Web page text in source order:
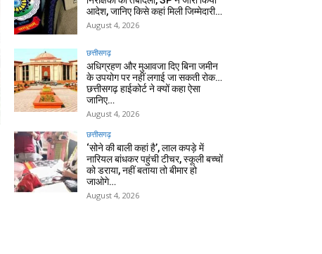
आदेश, जानिए किसे कहां मिली जिम्मेदारी…
August 4, 2026
छत्तीसगढ़
अधिग्रहण और मुआवजा दिए बिना जमीन
के उपयोग पर नहीं लगाई जा सकती रोक…
छत्तीसगढ़ हाईकोर्ट ने क्यों कहा ऐसा
जानिए…
August 4, 2026
छत्तीसगढ़
‘सोने की बाली कहां है’, लाल कपड़े में
नारियल बांधकर पहुंची टीचर, स्कूली बच्चों
को डराया, नहीं बताया तो बीमार हो
जाओगे…
August 4, 2026